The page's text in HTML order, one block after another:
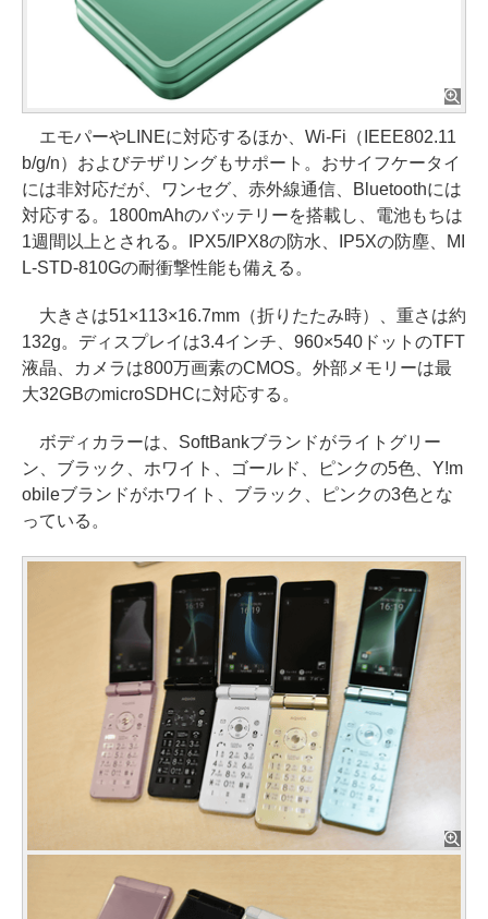
エモパーやLINEに対応するほか、Wi-Fi（IEEE802.11
b/g/n）およびテザリングもサポート。おサイフケータイ
には非対応だが、ワンセグ、赤外線通信、Bluetoothには
対応する。1800mAhのバッテリーを搭載し、電池もちは
1週間以上とされる。IPX5/IPX8の防水、IP5Xの防塵、MI
L-STD-810Gの耐衝撃性能も備える。
大きさは51×113×16.7mm（折りたたみ時）、重さは約
132g。ディスプレイは3.4インチ、960×540ドットのTFT
液晶、カメラは800万画素のCMOS。外部メモリーは最
大32GBのmicroSDHCに対応する。
ボディカラーは、SoftBankブランドがライトグリー
ン、ブラック、ホワイト、ゴールド、ピンクの5色、Y!m
obileブランドがホワイト、ブラック、ピンクの3色とな
っている。